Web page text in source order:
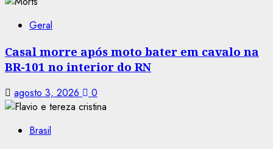
Geral
Casal morre após moto bater em cavalo na
BR-101 no interior do RN
agosto 3, 2026 0
Brasil